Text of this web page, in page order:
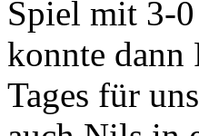
Spiel mit 3-
konnte dann
Tages für